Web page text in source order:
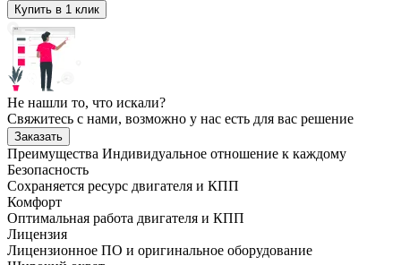
Купить в 1 клик
Не нашли то, что искали?
Свяжитесь с нами, возможно у нас есть для вас решение
Заказать
Преимущества Индивидуальное отношение к каждому
Безопасность
Сохраняется ресурс двигателя и КПП
Комфорт
Оптимальная работа двигателя и КПП
Лицензия
Лицензионное ПО и оригинальное оборудование